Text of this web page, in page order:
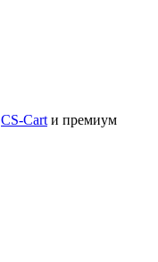
CS-Cart и премиум